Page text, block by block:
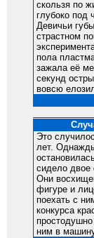
скользя по
глубоко под
Девичьи
страстном
пола
зажала её
секунд
вовсю
Это
лет.
сидело двое
Они
фигуре и
поехать с
конкурса
ним в